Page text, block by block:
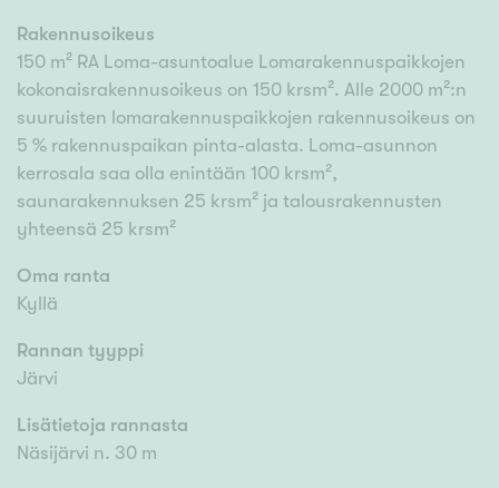
Rakennusoikeus
150 m² RA Loma-asuntoalue Lomarakennuspaikkojen
kokonaisrakennusoikeus on 150 krsm². Alle 2000 m²:n
suuruisten lomarakennuspaikkojen rakennusoikeus on
5 % rakennuspaikan pinta-alasta. Loma-asunnon
kerrosala saa olla enintään 100 krsm²,
saunarakennuksen 25 krsm² ja talousrakennusten
yhteensä 25 krsm²
Oma ranta
Kyllä
Rannan tyyppi
Järvi
Lisätietoja rannasta
Näsijärvi n. 30 m